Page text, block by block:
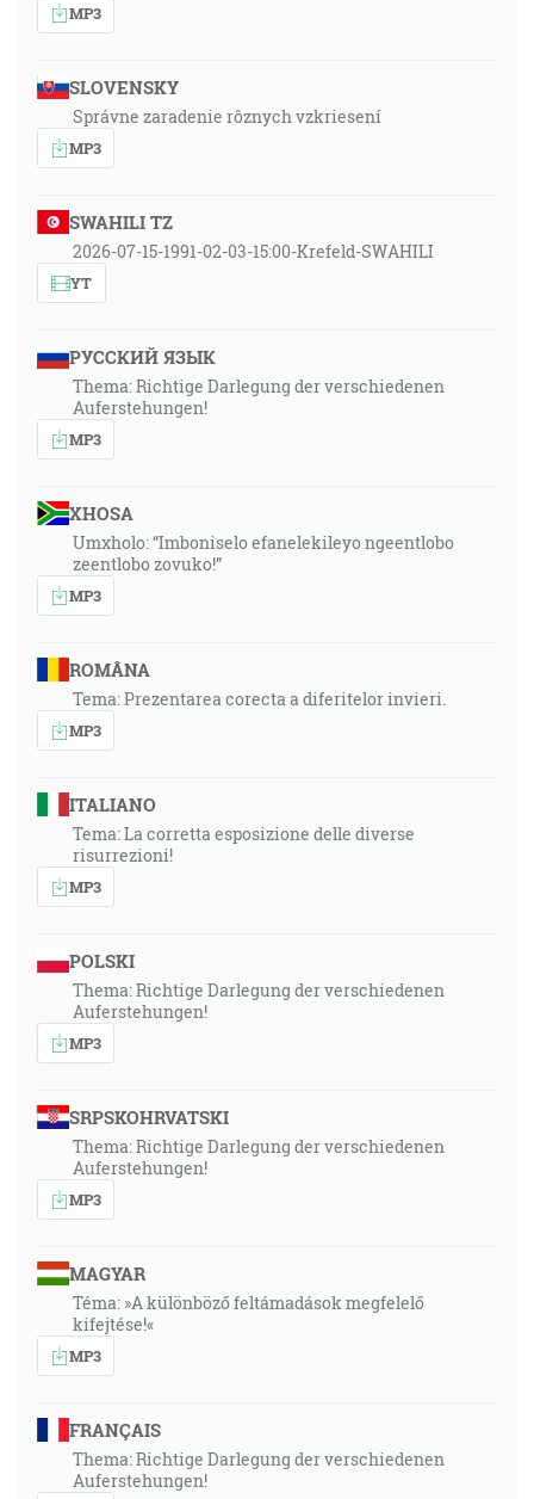
MP3
SLOVENSKY
Správne zaradenie rôznych vzkriesení
MP3
SWAHILI TZ
2026-07-15-1991-02-03-15:00-Krefeld-SWAHILI
YT
РУССКИЙ ЯЗЫК
Thema: Richtige Darlegung der verschiedenen
Auferstehungen!
MP3
XHOSA
Umxholo: “Imboniselo efanelekileyo ngeentlobo
zeentlobo zovuko!”
MP3
ROMÂNA
Tema: Prezentarea corecta a diferitelor invieri.
MP3
ITALIANO
Tema: La corretta esposizione delle diverse
risurrezioni!
MP3
POLSKI
Thema: Richtige Darlegung der verschiedenen
Auferstehungen!
MP3
SRPSKOHRVATSKI
Thema: Richtige Darlegung der verschiedenen
Auferstehungen!
MP3
MAGYAR
Téma: »A különböző feltámadások megfelelő
kifejtése!«
MP3
FRANÇAIS
Thema: Richtige Darlegung der verschiedenen
Auferstehungen!